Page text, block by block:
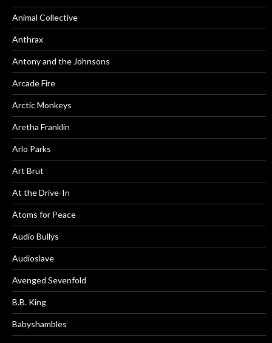
Animal Collective
Anthrax
Antony and the Johnsons
Arcade Fire
Arctic Monkeys
Aretha Franklin
Arlo Parks
Art Brut
At the Drive-In
Atoms for Peace
Audio Bullys
Audioslave
Avenged Sevenfold
B.B. King
Babyshambles